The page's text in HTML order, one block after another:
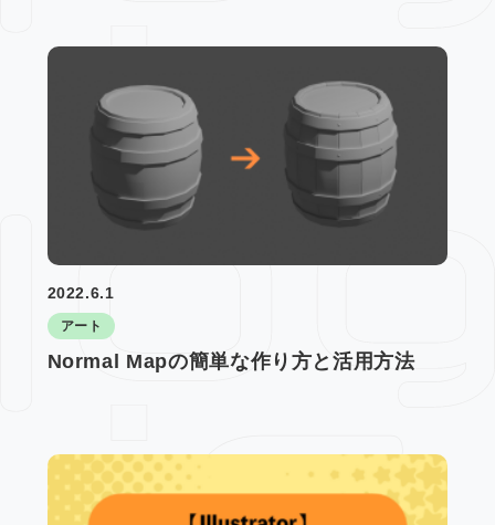
2022.6.1
アート
Normal Mapの簡単な作り方と活用方法